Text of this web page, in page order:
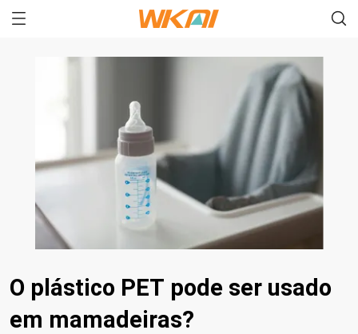
O plástico PET pode ser usado
em mamadeiras?